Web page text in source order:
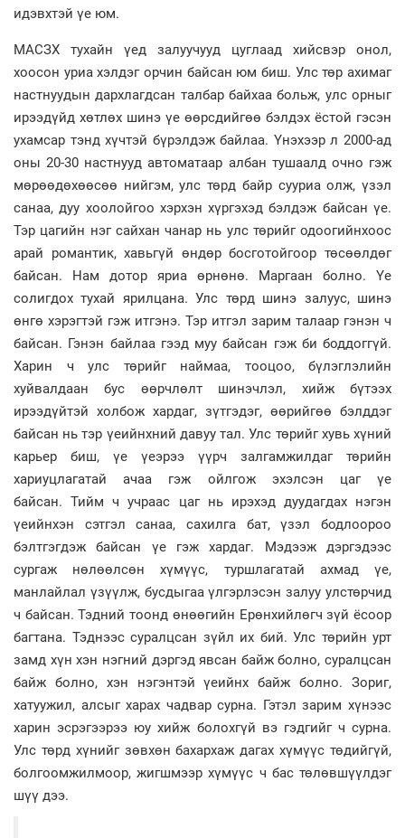
идэвхтэй үе юм.
МАСЗХ тухайн үед залуучууд цуглаад хийсвэр онол,
хоосон уриа хэлдэг орчин байсан юм биш. Улс төр ахимаг
настнуудын дархлагдсан талбар байхаа больж, улс орныг
ирээдүйд хөтлөх шинэ үе өөрсдийгөө бэлдэх ёстой гэсэн
ухамсар тэнд хүчтэй бүрэлдэж байлаа. Үнэхээр л 2000-ад
оны 20-30 настнууд автоматаар албан тушаалд очно гэж
мөрөөдөхөөсөө нийгэм, улс төрд байр сууриа олж, үзэл
санаа, дуу хоолойгоо хэрхэн хүргэхэд бэлдэж байсан үе.
Тэр цагийн нэг сайхан чанар нь улс төрийг одоогийнхоос
арай романтик, хавьгүй өндөр босготойгоор төсөөлдөг
байсан. Нам дотор яриа өрнөнө. Маргаан болно. Үе
солигдох тухай ярилцана. Улс төрд шинэ залуус, шинэ
өнгө хэрэгтэй гэж итгэнэ. Тэр итгэл зарим талаар гэнэн ч
байсан. Гэнэн байлаа гээд муу байсан гэж би боддоггүй.
Харин ч улс төрийг наймаа, тооцоо, бүлэглэлийн
хуйвалдаан бус өөрчлөлт шинэчлэл, хийж бүтээх
ирээдүйтэй холбож хардаг, зүтгэдэг, өөрийгөө бэлддэг
байсан нь тэр үеийнхний давуу тал. Улс төрийг хувь хүний
карьер биш, үе үеэрээ үүрч залгамжилдаг төрийн
хариуцлагатай ачаа гэж ойлгож эхэлсэн цаг үе
байсан. Тийм ч учраас цаг нь ирэхэд дуудагдах нэгэн
үеийнхэн сэтгэл санаа, сахилга бат, үзэл бодлоороо
бэлтгэгдэж байсан үе гэж хардаг. Мэдээж дэргэдээс
сургаж нөлөөлсөн хүмүүс, туршлагатай ахмад үе,
манлайлал үзүүлж, бусдыгаа үлгэрлэсэн залуу улстөрчид
ч байсан. Тэдний тоонд өнөөгийн Ерөнхийлөгч зүй ёсоор
багтана. Тэднээс суралцсан зүйл их бий. Улс төрийн урт
замд хүн хэн нэгний дэргэд явсан байж болно, суралцсан
байж болно, хэн нэгэнтэй үеийнх байж болно. Зориг,
хатуужил, алсыг харах чадвар сурна. Гэтэл зарим хүнээс
харин эсрэгээрээ юу хийж болохгүй вэ гэдгийг ч сурна.
Улс төрд хүнийг зөвхөн бахархаж дагах хүмүүс төдийгүй,
болгоомжилмоор, жигшмээр хүмүүс ч бас төлөвшүүлдэг
шүү дээ.